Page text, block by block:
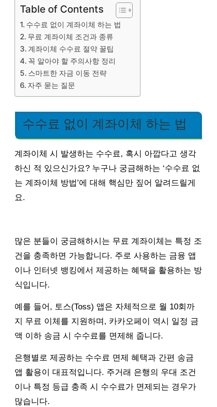
Table of Contents
수수료 없이 계좌이체 하는 법
무료 계좌이체 조건과 종류
계좌이체 수수료 절약 꿀팁
꼭 알아야 할 주의사항 정리
스마트한 자금 이동 전략
자주 묻는 질문
수수료 없이 계좌이체 하는 법
계좌이체 시 발생하는 수수료, 혹시 아깝다고 생각
하신 적 있으신가요? 누구나 궁금해하는 ‘수수료 없
는 계좌이체 방법’에 대해 핵심만 짚어 알려드릴게
요.
많은 분들이 궁금해하시는 무료 계좌이체는 특정 조
건을 충족하면 가능합니다. 주로 사용하는 금융 앱
이나 인터넷 뱅킹에서 제공하는 혜택을 활용하는 방
식입니다.
예를 들어, 토스(Toss) 앱은 자체적으로 월 10회까
지 무료 이체를 지원하며, 카카오페이 역시 일정 금
액 이하 송금 시 수수료를 면제해 줍니다.
은행별로 제공하는 수수료 면제 혜택과 간편 송금
앱 활용이 대표적입니다. 주거래 은행의 우대 조건
이나 특정 등급 충족 시 수수료가 면제되는 경우가
많습니다.